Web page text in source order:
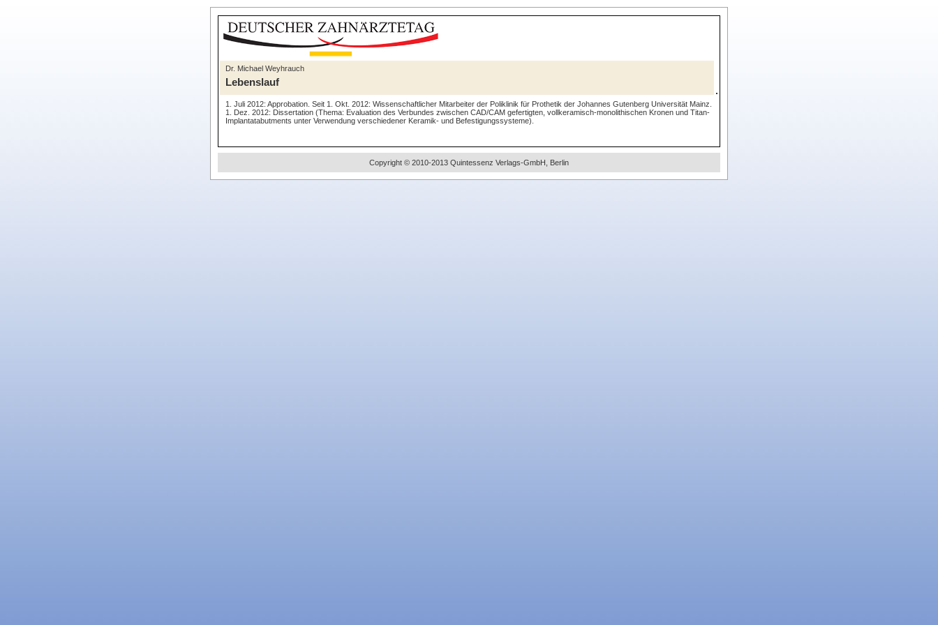
Dr. Michael Weyhrauch
Lebenslauf
1. Juli 2012: Approbation. Seit 1. Okt. 2012: Wissenschaftlicher Mitarbeiter der Poliklinik für Prothetik der Johannes Gutenberg Universität Mainz.
1. Dez. 2012: Dissertation (Thema: Evaluation des Verbundes zwischen CAD/CAM gefertigten, vollkeramisch-monolithischen Kronen und Titan-
Implantatabutments unter Verwendung verschiedener Keramik- und Befestigungssysteme).
Copyright © 2010-2013 Quintessenz Verlags-GmbH, Berlin